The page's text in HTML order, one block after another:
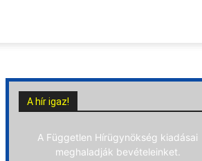
A hír igaz!
A Független Hírügynökség kiadásai
meghaladják bevételeinket.